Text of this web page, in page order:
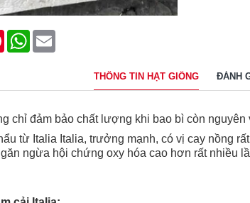
PinterestWhatsApp
THÔNG TIN HẠT GIỐNG ĐÁNH
chỉ đảm bảo chất lượng khi bao bì còn nguyên
từ Italia Italia, trưởng mạnh, có vị cay nồng
ngừa hội chứng oxy hóa cao hơn rất nhiều